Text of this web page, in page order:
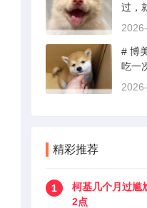
过，
验。
况和
期内
0到
# 博
吃一
精彩推荐
1
柯基几个月过尴
2点